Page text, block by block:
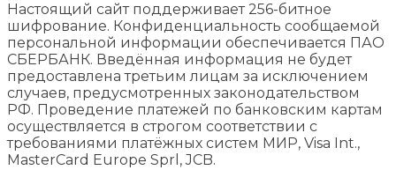
Настоящий сайт поддерживает 256-битное
шифрование. Конфиденциальность сообщаемой
персональной информации обеспечивается ПАО
СБЕРБАНК. Введённая информация не будет
предоставлена третьим лицам за исключением
случаев, предусмотренных законодательством
РФ. Проведение платежей по банковским картам
осуществляется в строгом соответствии с
требованиями платёжных систем МИР, Visa Int.,
MasterCard Europe Sprl, JCB.